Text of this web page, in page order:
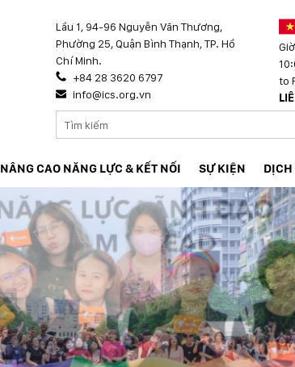
Lầu 1, 94-96 Nguyễn Văn Thương,
Phường 25, Quận Bình Thạnh, TP. Hồ
Chí Minh.
+84 28 3620 6797
info@ics.org.vn
to
NÂNG CAO NĂNG LỰC & KẾT NỐI SỰ KIỆN DỊCH